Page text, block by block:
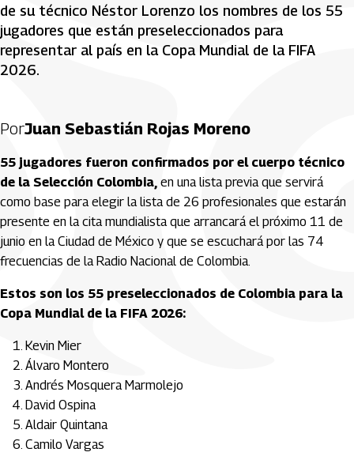
de su técnico Néstor Lorenzo los nombres de los 55
jugadores que están preseleccionados para
representar al país en la Copa Mundial de la FIFA
2026.
PorJuan Sebastián Rojas Moreno
55 jugadores fueron confirmados por el cuerpo técnico
de la Selección Colombia, en una lista previa que servirá
como base para elegir la lista de 26 profesionales que estarán
presente en la cita mundialista que arrancará el próximo 11 de
junio en la Ciudad de México y que se escuchará por las 74
frecuencias de la Radio Nacional de Colombia.
Estos son los 55 preseleccionados de Colombia para la
Copa Mundial de la FIFA 2026:
Kevin Mier
Álvaro Montero
Andrés Mosquera Marmolejo
David Ospina
Aldair Quintana
Camilo Vargas